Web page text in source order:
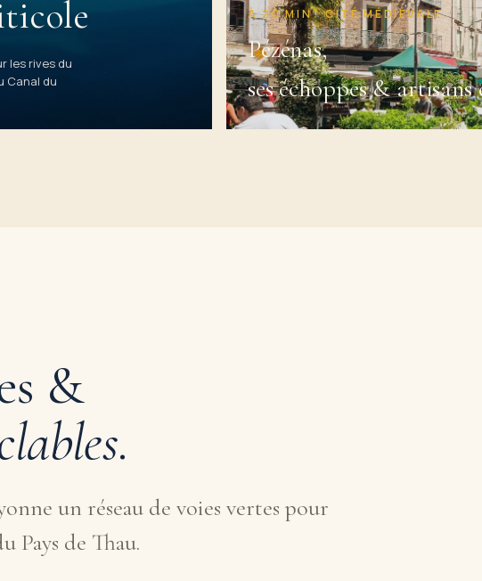
les rives du
Canal du
À 20 MIN · CITÉ MÉDIÉVALE
Pézénas,
ses échoppes & artisans
&
.
un réseau de voies vertes pour
Pays de Thau.